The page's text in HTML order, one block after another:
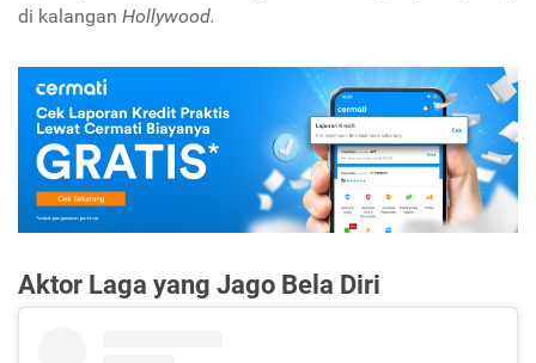
di kalangan Hollywood.
Aktor Laga yang Jago Bela Diri